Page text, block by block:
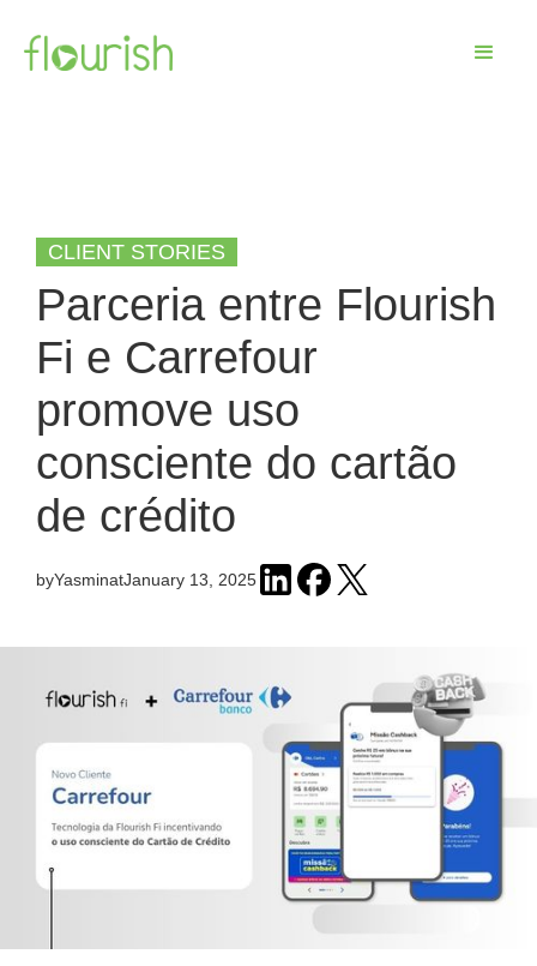
CLIENT STORIES
Parceria entre Flourish
Fi e Carrefour
promove uso
consciente do cartão
de crédito
byYasminatJanuary 13, 2025